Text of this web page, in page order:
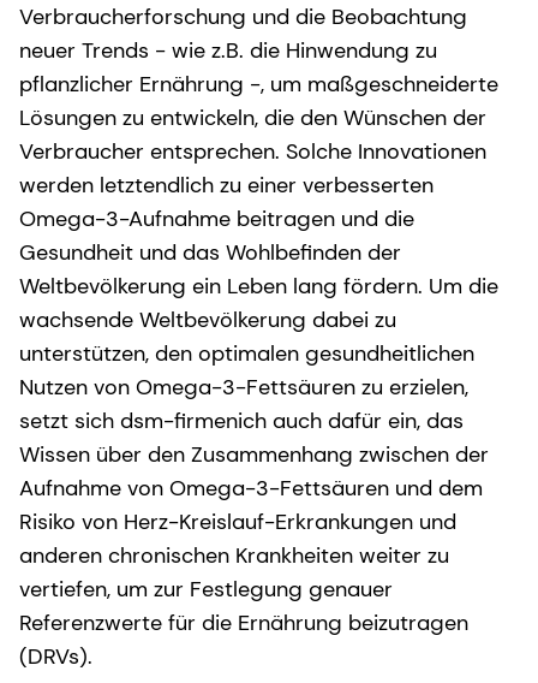
Verbraucherforschung und die Beobachtung
neuer Trends - wie z.B. die Hinwendung zu
pflanzlicher Ernährung -, um maßgeschneiderte
Lösungen zu entwickeln, die den Wünschen der
Verbraucher entsprechen. Solche Innovationen
werden letztendlich zu einer verbesserten
Omega-3-Aufnahme beitragen und die
Gesundheit und das Wohlbefinden der
Weltbevölkerung ein Leben lang fördern. Um die
wachsende Weltbevölkerung dabei zu
unterstützen, den optimalen gesundheitlichen
Nutzen von Omega-3-Fettsäuren zu erzielen,
setzt sich dsm-firmenich auch dafür ein, das
Wissen über den Zusammenhang zwischen der
Aufnahme von Omega-3-Fettsäuren und dem
Risiko von Herz-Kreislauf-Erkrankungen und
anderen chronischen Krankheiten weiter zu
vertiefen, um zur Festlegung genauer
Referenzwerte für die Ernährung beizutragen
(DRVs).